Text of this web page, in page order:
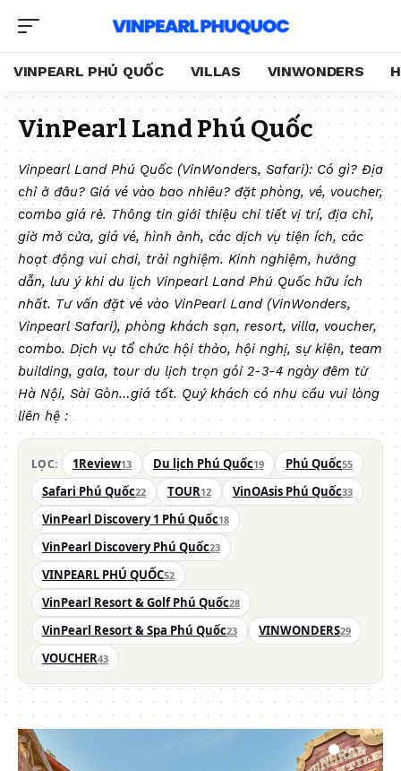
VINPEARL PHÚ QUỐC VILLAS VINWONDERS
VinPearl Land Phú Quốc
Vinpearl Land Phú Quốc (VinWonders, Safari): Có gì? Địa
chỉ ở đâu? Giá vé vào bao nhiêu? đặt phòng, vé, voucher,
combo giá rẻ. Thông tin giới thiệu chi tiết vị trí, địa chỉ,
giờ mở cửa, giá vé, hình ảnh, các dịch vụ tiện ích, các
hoạt động vui chơi, trải nghiệm. Kinh nghiệm, hướng
dẫn, lưu ý khi du lịch Vinpearl Land Phú Quốc hữu ích
nhất. Tư vấn đặt vé vào VinPearl Land (VinWonders,
Vinpearl Safari), phòng khách sạn, resort, villa, voucher,
combo. Dịch vụ tổ chức hội thảo, hội nghị, sự kiện, team
building, gala, tour du lịch trọn gói 2-3-4 ngày đêm từ
Hà Nội, Sài Gòn…giá tốt. Quý khách có nhu cầu vui lòng
liên hệ :
LỌC: 1Review13 Du lịch Phú Quốc19 Phú Quốc55
Safari Phú Quốc22 TOUR12 VinOAsis Phú Quốc33
VinPearl Discovery 1 Phú Quốc18
VinPearl Discovery Phú Quốc23
VINPEARL PHÚ QUỐC52
VinPearl Resort & Golf Phú Quốc28
VinPearl Resort & Spa Phú Quốc23 VINWONDERS29
VOUCHER43